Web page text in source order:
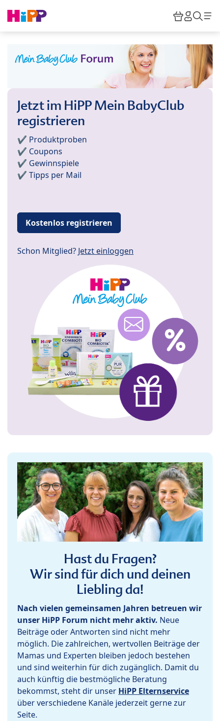
HiPP
Jetzt im HiPP Mein BabyClub
registrieren
✔️ Produktproben
✔️ Coupons
✔️ Gewinnspiele
✔️ Tipps per Mail
Kostenlos registrieren
Schon Mitglied? Jetzt einloggen
Hast du Fragen?
Wir sind für dich und deinen
Liebling da!
Nach vielen gemeinsamen Jahren betreuen wir
unser HiPP Forum nicht mehr aktiv. Neue
Beiträge oder Antworten sind nicht mehr
möglich. Die zahlreichen, wertvollen Beiträge der
Mamas und Experten bleiben jedoch bestehen
und sind weiterhin für dich zugänglich. Damit du
auch künftig die bestmögliche Beratung
bekommst, steht dir unser HiPP Elternservice
über verschiedene Kanäle jederzeit gerne zur
Seite.